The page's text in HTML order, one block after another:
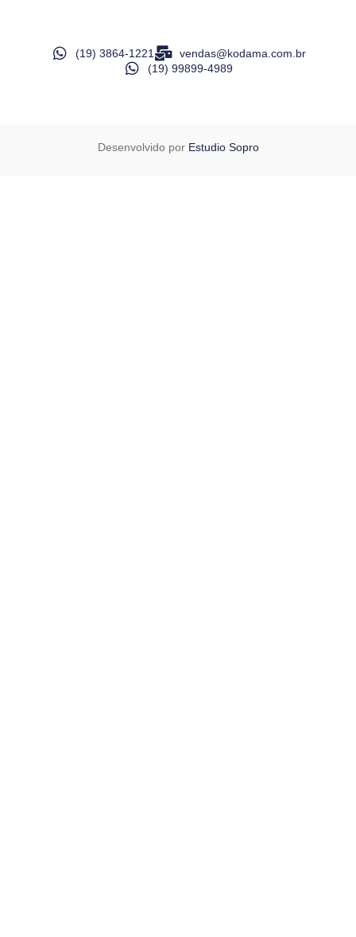
(19) 3864-1221
vendas@kodama.com.br
(19) 99899-4989
Desenvolvido por Estudio Sopro